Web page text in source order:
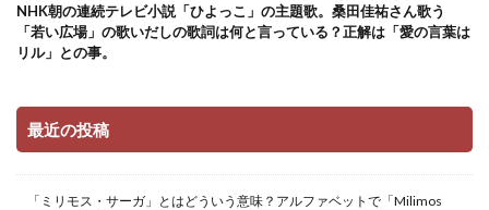
NHK朝の連続テレビ小説「ひよっこ」の主題歌。桑田佳祐さん歌う
「若い広場」の歌いだしの歌詞は何と言っている？正解は「愛の言葉は
リル」との事。
最近の投稿
「ミリモス・サーガ」とはどういう意味？アルファベットで「Milimos